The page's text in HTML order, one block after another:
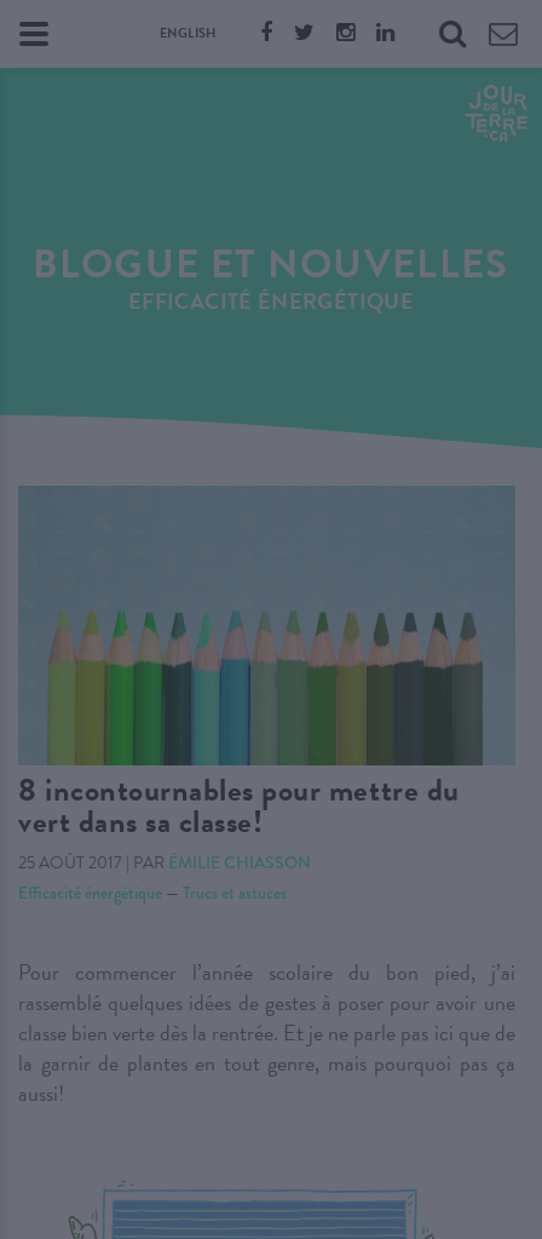
ENGLISH
BLOGUE ET NOUVELLES
EFFICACITÉ ÉNERGÉTIQUE
8 incontournables pour mettre du
vert dans sa classe!
25 AOÛT 2017 | PAR ÉMILIE CHIASSON
Efficacité énergétique — Trucs et astuces
Pour commencer l’année scolaire du bon pied, j’ai
rassemblé quelques idées de gestes à poser pour avoir une
classe bien verte dès la rentrée. Et je ne parle pas ici que de
la garnir de plantes en tout genre, mais pourquoi pas ça
aussi!